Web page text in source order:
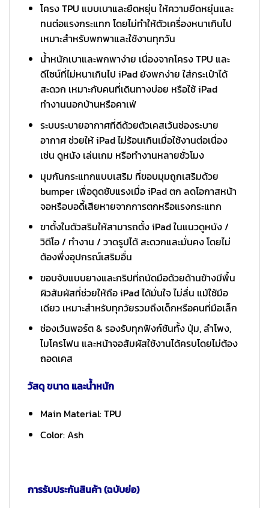
โครง TPU แบบเบาและยืดหยุ่น ให้ความยืดหยุ่นและ
ทนต่อแรงกระแทก โดยไม่ทำให้ตัวเครื่องหนาเกินไป
เหมาะสำหรับพกพาและใช้งานทุกวัน
น้ำหนักเบาและพกพาง่าย เนื่องจากโครง TPU และ
ดีไซน์ที่ไม่หนาเกินไป iPad ยังพกง่าย ใส่กระเป๋าได้
สะดวก เหมาะกับคนที่เดินทางบ่อย หรือใช้ iPad
ทำงานนอกบ้านหรือคาเฟ่
ระบบระบายอากาศที่ดีด้วยตัวเคสเว้นช่องระบาย
อากาศ ช่วยให้ iPad ไม่ร้อนเกินเมื่อใช้งานต่อเนื่อง
เช่น ดูหนัง เล่นเกม หรือทำงานหลายชั่วโมง
มุมกันกระแทกแบบเสริม ที่ขอบมุมถูกเสริมด้วย
bumper เพื่อดูดซับแรงเมื่อ iPad ตก ลดโอกาสหน้า
จอหรือบอดี้เสียหายจากการตกหรือแรงกระแทก
ขาตั้งในตัวสริมให้สามารถตั้ง iPad ในแนวดูหนัง /
วิดีโอ / ทำงาน / วาดรูปได้ สะดวกและมั่นคง โดยไม่
ต้องพึ่งอุปกรณ์เสริมอื่น
ขอบจับแบบยางและกริปที่ถนัดมือด้วยด้านข้างมีพื้น
ผิวสัมผัสที่ช่วยให้ถือ iPad ได้มั่นใจ ไม่ลื่น แม้ใช้มือ
เดียว เหมาะสำหรับทุกวัยรวมถึงเด็กหรือคนที่มือเล็ก
ช่องเว้นพอร์ต & รองรับทุกฟังก์ชันทั้ง ปุ่ม, ลำโพง,
ไมโครโฟน และหน้าจอสัมผัสใช้งานได้ครบโดยไม่ต้อง
ถอดเคส
วัสดุ ขนาด และน้ำหนัก
Main Material: TPU
Color: Ash
การรับประกันสินค้า (ฉบับย่อ)